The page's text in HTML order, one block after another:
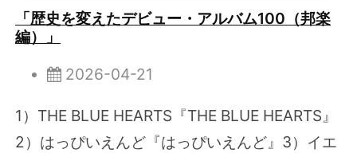
「歴史を変えたデビュー・アルバム100（邦楽
編）」
2026-04-21
1）THE BLUE HEARTS『THE BLUE HEARTS』
2）はっぴいえんど『はっぴいえんど』3）イエ